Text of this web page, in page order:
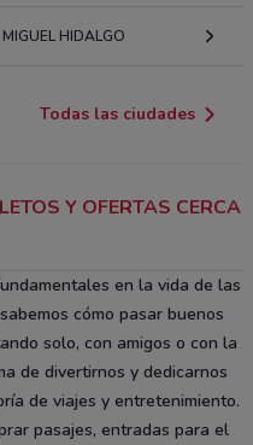
MIGUEL HIDALGO
Todas las ciudades
Y OFERTAS CERCA
en la vida de las
cómo pasar buenos
solo, con amigos o con la
de divertirnos y dedicarnos
de viajes y entretenimiento.
pasajes, entradas para el